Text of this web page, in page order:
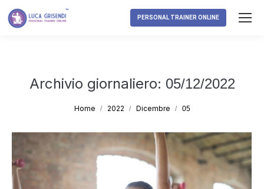
PERSONAL TRAINER ONLINE
Archivio giornaliero: 05/12/2022
Tu sei qui:
Home 2022 Dicembre 05